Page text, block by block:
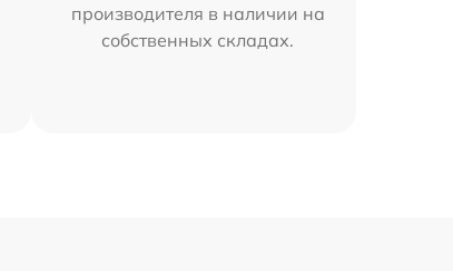
производителя в наличии на
собственных складах.